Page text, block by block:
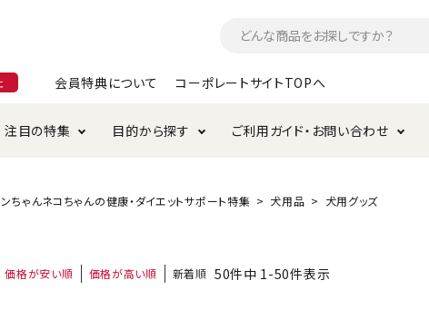
会員特典について コーポレートサイトTOPへ
お手入れ・ケア用品
用品 トイレタリー・消臭剤
極上
注目の特集
けりぐるみ特集
目的から探す ご利用ガイド・お問い合わせ
いて ご注文方法について
ちゃんネコちゃんの健康・ダイエットサポート特集 犬用品 犬用グッズ
価格が安い順 価格が高い順 新着順 50件中 1-50件表示